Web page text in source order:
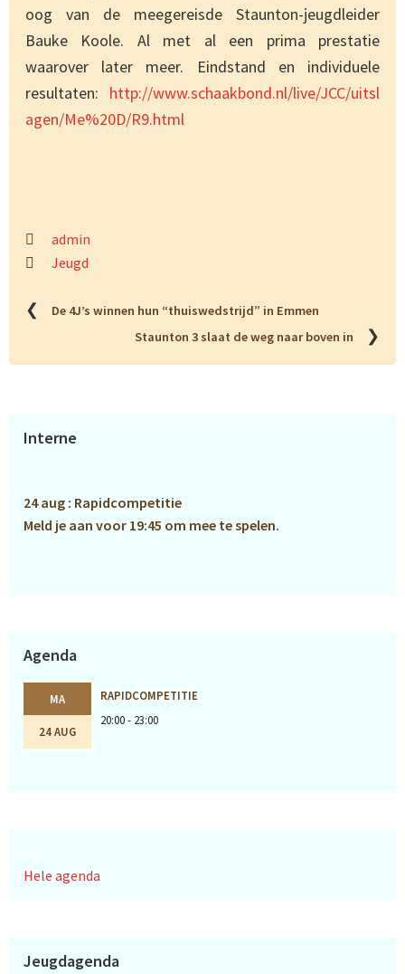
oog van de meegereisde Staunton-jeugdleider
Bauke Koole. Al met al een prima prestatie
waarover later meer. Eindstand en individuele
resultaten: http://www.schaakbond.nl/live/JCC/uitsl
agen/Me%20D/R9.html
admin
Jeugd
❮
De 4J’s winnen hun “thuiswedstrijd” in Emmen
Staunton 3 slaat de weg naar boven in
❯
Primaire
Interne
24 aug : Rapidcompetitie
Meld je aan voor 19:45 om mee te spelen.
Agenda
MA
24 AUG
RAPIDCOMPETITIE
20:00 - 23:00
Hele agenda
Jeugdagenda